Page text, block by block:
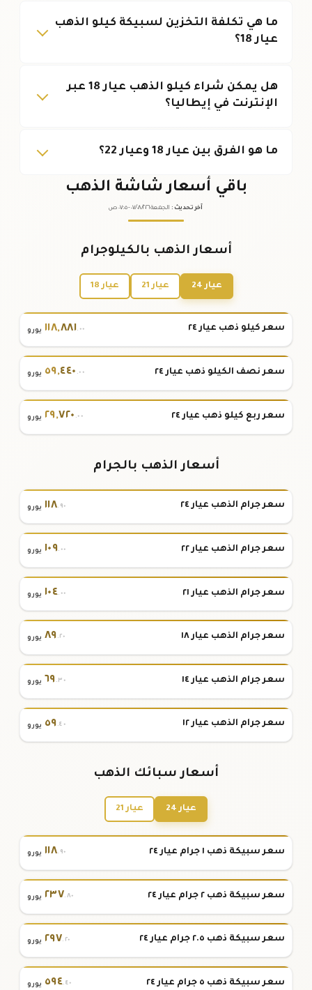
ما هي تكلفة التخزين لسبيكة كيلو الذهب
عيار 18؟
هل يمكن شراء كيلو الذهب عيار 18 عبر
الإنترنت في إيطاليا؟
ما هو الفرق بين عيار 18 وعيار 22؟
باقي أسعار شاشة الذهب
آخر تحديث : الجمعة ٠٧ /٠٨/٢٠٢٦ - ٠٧:٠٥ ص
أسعار الذهب بالكيلوجرام
عيار 24 عيار 21 عيار 18
سعر كيلو ذهب عيار ٢٤ ١١٨,٨٨١.٠٠ يورو
سعر نصف الكيلو ذهب عيار ٢٤ ٥٩,٤٤٠ .٠٠ يورو
سعر ربع كيلو ذهب عيار ٢٤ ٢٩,٧٢٠ .٠٠ يورو
أسعار الذهب بالجرام
سعر جرام الذهب عيار ٢٤ ١١٨.٩٠ يورو
سعر جرام الذهب عيار ٢٢ ١٠٩.٠٠ يورو
سعر جرام الذهب عيار ٢١ ١٠٤.٠٠ يورو
سعر جرام الذهب عيار ١٨ ٨٩.٢٠ يورو
سعر جرام الذهب عيار ١٤ ٦٩.٣٠ يورو
سعر جرام الذهب عيار ١٢ ٥٩.٤٠ يورو
أسعار سبائك الذهب
عيار 24 عيار 21
سعر سبيكة ذهب ١ جرام عيار ٢٤ ١١٨.٩٠ يورو
سعر سبيكة ذهب ٢ جرام عيار ٢٤ ٢٣٧.٨٠ يورو
سعر سبيكة ذهب ٢.٥ جرام عيار ٢٤ ٢٩٧.٢٠ يورو
سعر سبيكة ذهب ٥ جرام عيار ٢٤ ٥٩٤.٤٠ يورو